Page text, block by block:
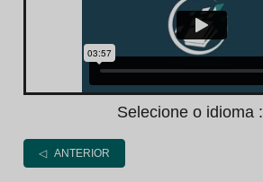
Selecione o idioma :
◁ ANTERIOR